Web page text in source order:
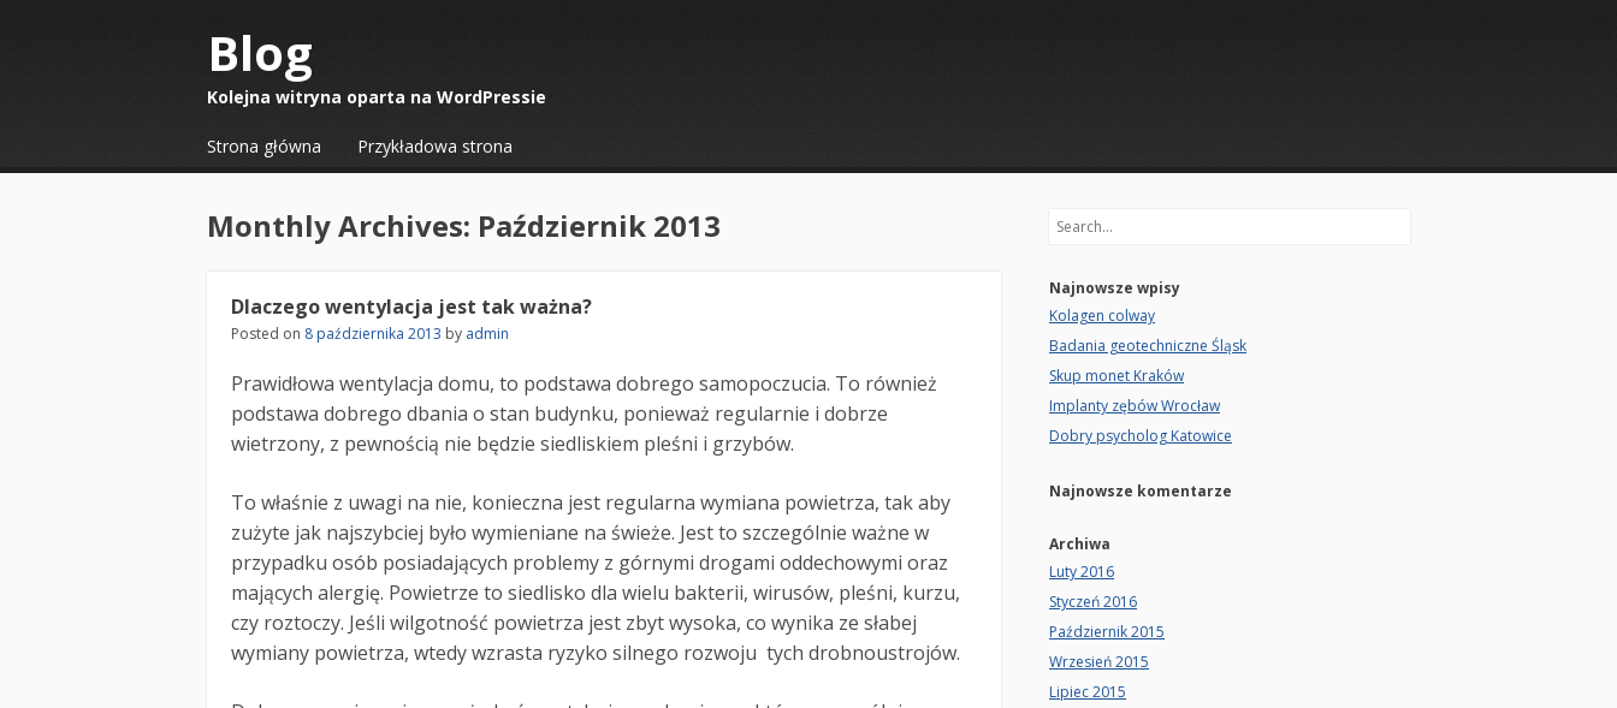
Blog
Kolejna witryna oparta na WordPressie
☰ Menu
Skip to content
Strona główna Przykładowa strona
Monthly Archives: Październik 2013
Dlaczego wentylacja jest tak ważna?
Posted on 8 października 2013 by admin
Prawidłowa wentylacja domu, to podstawa dobrego samopoczucia. To również
podstawa dobrego dbania o stan budynku, ponieważ regularnie i dobrze
wietrzony, z pewnością nie będzie siedliskiem pleśni i grzybów.
To właśnie z uwagi na nie, konieczna jest regularna wymiana powietrza, tak aby
zużyte jak najszybciej było wymieniane na świeże. Jest to szczególnie ważne w
przypadku osób posiadających problemy z górnymi drogami oddechowymi oraz
mających alergię. Powietrze to siedlisko dla wielu bakterii, wirusów, pleśni, kurzu,
czy roztoczy. Jeśli wilgotność powietrza jest zbyt wysoka, co wynika ze słabej
wymiany powietrza, wtedy wzrasta ryzyko silnego rozwoju tych drobnoustrojów.
Search
Najnowsze wpisy
Kolagen colway
Badania geotechniczne Śląsk
Skup monet Kraków
Implanty zębów Wrocław
Dobry psycholog Katowice
Najnowsze komentarze
Archiwa
Luty 2016
Styczeń 2016
Październik 2015
Wrzesień 2015
Lipiec 2015